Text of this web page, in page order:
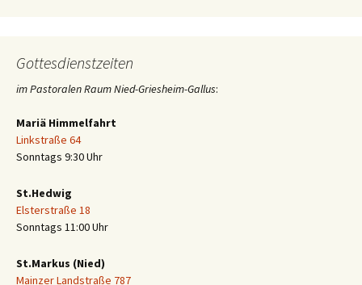
Gottesdienstzeiten
im Pastoralen Raum Nied-Griesheim-Gallus:
Mariä Himmelfahrt
Linkstraße 64
Sonntags 9:30 Uhr
St.Hedwig
Elsterstraße 18
Sonntags 11:00 Uhr
St.Markus (Nied)
Mainzer Landstraße 787